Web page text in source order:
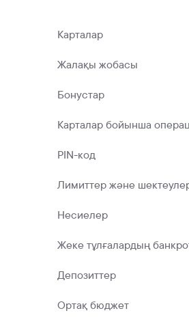
Бонустық бағдарлама
Карталар
Жалақы жобасы
Бонустар
Карталар бойынша
PIN-код
Лимиттер және
Несиелер
Жеке тұлғалардың
Депозиттер
Ортақ бюджет